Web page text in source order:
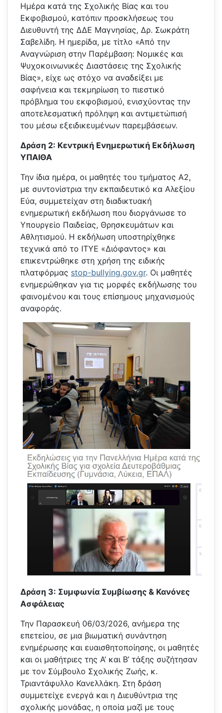
Ημέρα κατά της Σχολικής Βίας και του
Εκφοβισμού, κατόπιν προσκλήσεως του
Διευθυντή της ΔΔΕ Μαγνησίας, Δρ. Σωκράτη
Σαβελίδη. Η ημερίδα, με τίτλο «Από την
Αναγνώριση στην Παρέμβαση: Νομικές και
Ψυχοκοινωνικές Διαστάσεις της Σχολικής
Βίας», είχε ως στόχο να αναδείξει με
σαφήνεια και τεκμηρίωση το πιεστικό
πρόβλημα του εκφοβισμού, ενισχύοντας την
αποτελεσματική πρόληψη και αντιμετώπισή
του μέσω εξειδικευμένων παρεμβάσεων.
Δράση 2: Κεντρική Ενημερωτική Εκδήλωση
ΥΠΑΙΘΑ
Την ίδια ημέρα, οι μαθητές του τμήματος Α2,
με συντονίστρια την εκπαιδευτικό κα Αλεξίου
Εύα, συμμετείχαν στη διαδικτυακή
ενημερωτική εκδήλωση που διοργάνωσε το
Υπουργείο Παιδείας, Θρησκευμάτων και
Αθλητισμού. Η εκδήλωση υποστηρίχθηκε
τεχνικά από το ΙΤΥΕ «Διόφαντος» και
επικεντρώθηκε στη χρήση της ειδικής
πλατφόρμας stop-bullying.gov.gr. Οι μαθητές
ενημερώθηκαν για τις μορφές εκδήλωσης του
φαινομένου και τους επίσημους μηχανισμούς
αναφοράς.
Δράση 3: Συμφωνία Συμβίωσης & Κανόνες
Ασφάλειας
Την Παρασκευή 06/03/2026, ανήμερα της
επετείου, σε μια βιωματική συνάντηση
ενημέρωσης και ευαισθητοποίησης, οι μαθητές
και οι μαθήτριες της Α’ και Β’ τάξης συζήτησαν
με τον Σύμβουλο Σχολικής Ζωής, κ.
Τριαντάφυλλο Κανελλάκη. Στη δράση
συμμετείχε ενεργά και η Διευθύντρια της
σχολικής μονάδας, η οποία μαζί με τους